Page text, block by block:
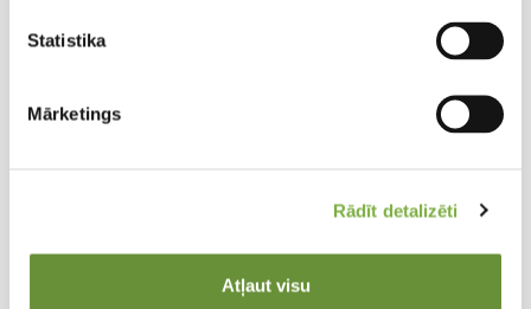
Statistika
Mārketings
Rādīt detalizēti
Atļaut visu